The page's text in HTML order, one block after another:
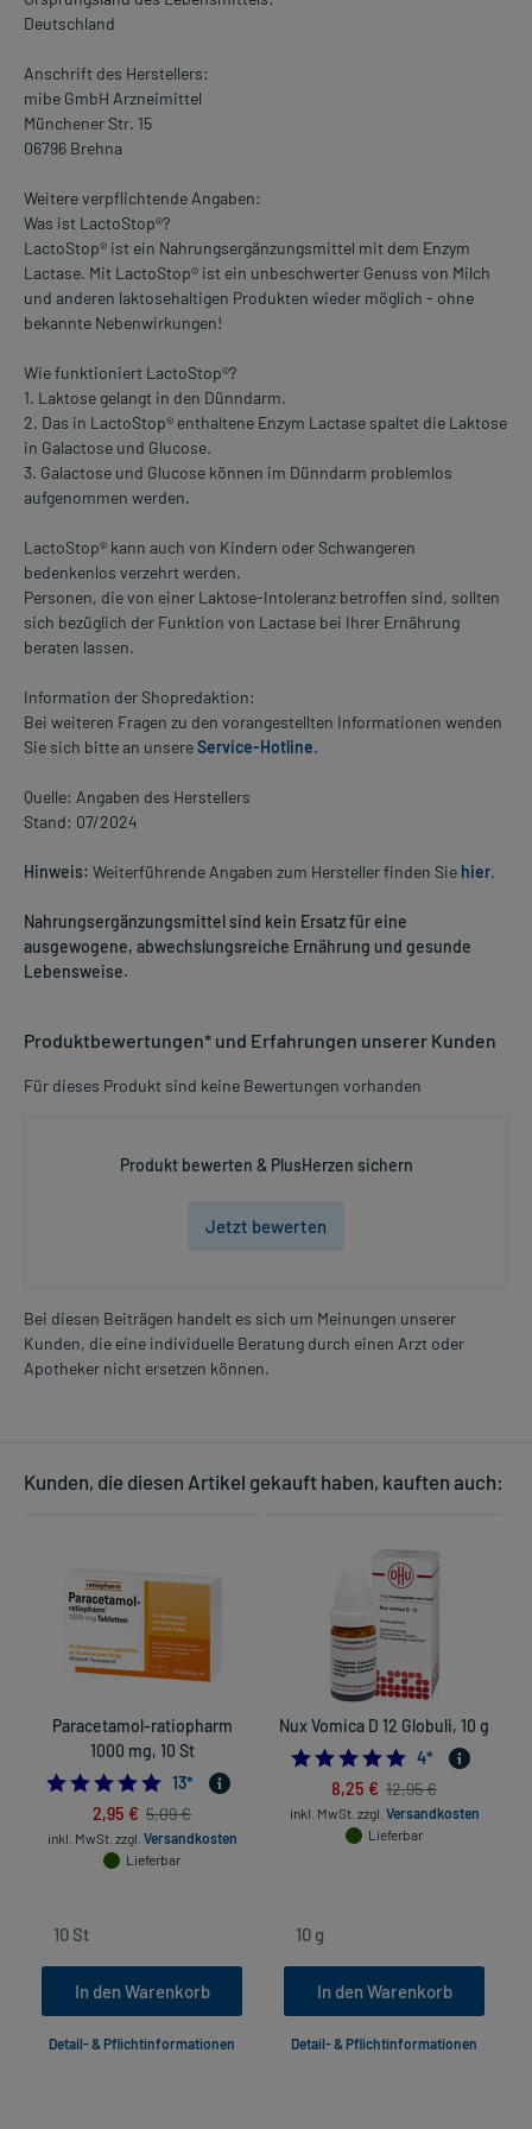
Deutschland
Anschrift des Herstellers:
mibe GmbH Arzneimittel
Münchener Str. 15
06796 Brehna
Weitere verpflichtende Angaben:
Was ist LactoStop®?
LactoStop® ist ein Nahrungsergänzungsmittel mit dem Enzym
Lactase. Mit LactoStop® ist ein unbeschwerter Genuss von Milch
und anderen laktosehaltigen Produkten wieder möglich - ohne
bekannte Nebenwirkungen!
Wie funktioniert LactoStop®?
1. Laktose gelangt in den Dünndarm.
2. Das in LactoStop® enthaltene Enzym Lactase spaltet die Laktose
in Galactose und Glucose.
3. Galactose und Glucose können im Dünndarm problemlos
aufgenommen werden.
LactoStop® kann auch von Kindern oder Schwangeren
bedenkenlos verzehrt werden.
Personen, die von einer Laktose-Intoleranz betroffen sind, sollten
sich bezüglich der Funktion von Lactase bei Ihrer Ernährung
beraten lassen.
Information der Shopredaktion:
Bei weiteren Fragen zu den vorangestellten Informationen wenden
Sie sich bitte an unsereService-Hotline.
Quelle: Angaben des Herstellers
Stand: 07/2024
Hinweis: Weiterführende Angaben zum Hersteller finden Sie hier.
Nahrungsergänzungsmittel sind kein Ersatz für eine
ausgewogene, abwechslungsreiche Ernährung und gesunde
Lebensweise.
Produktbewertungen* und Erfahrungen unserer Kunden
Für dieses Produkt sind keine Bewertungen vorhanden
Produkt bewerten & PlusHerzen sichern
Jetzt bewerten
Bei diesen Beiträgen handelt es sich um Meinungen unserer
Kunden, die eine individuelle Beratung durch einen Arzt oder
Apotheker nicht ersetzen können.
Kunden, die diesen Artikel gekauft haben, kauften auch:
Paracetamol-ratiopharm
1000 mg, 10 St
5.0
13*
2,95 € 5,09 €
inkl. MwSt. zzgl. Versandkosten
Lieferbar
In den Warenkorb
Detail- & Pflichtinformationen
Nux Vomica D 12 Globuli, 10 g
4.75
4*
8,25 € 12,95 €
inkl. MwSt. zzgl. Versandkosten
Lieferbar
In den Warenkorb
Detail- & Pflichtinformationen